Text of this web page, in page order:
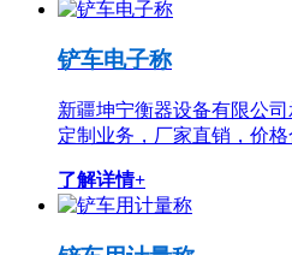
铲车电子称
新疆坤宁衡器设备有限公
定制业务，厂家直销，价格
了解详情+